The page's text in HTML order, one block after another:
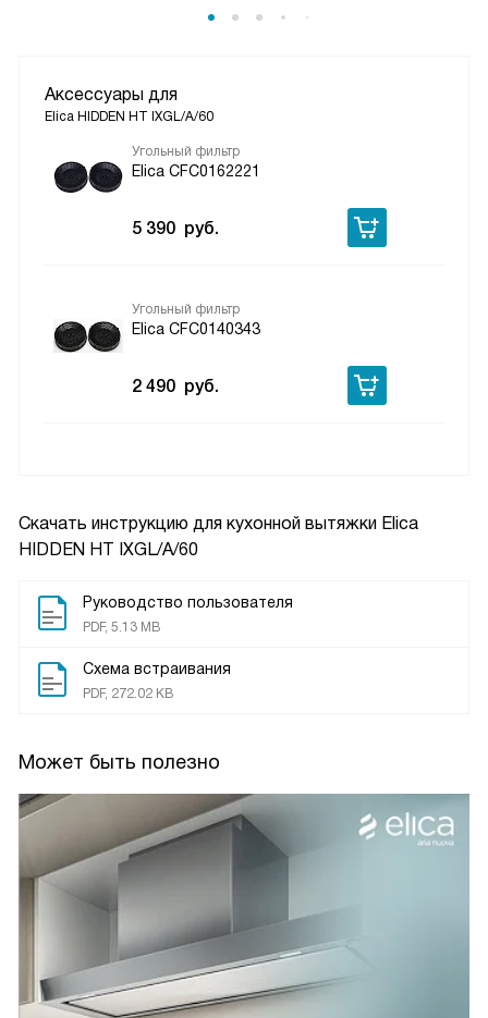
Скачать инструкцию для кухонной вытяжки Elica
HIDDEN HT IXGL/A/60
Руководство пользователя
PDF, 5.13 MB
Схема встраивания
PDF, 272.02 KB
Может быть полезно
Аксессуары для
Elica HIDDEN HT IXGL/A/60
Угольный фильтр
Elica CFC0162221
5 390 руб.
Угольный фильтр
Elica CFC0140343
2 490 руб.